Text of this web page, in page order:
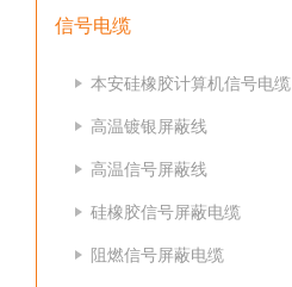
信号电缆
本安硅橡胶计算机信号电缆
高温镀银屏蔽线
高温信号屏蔽线
硅橡胶信号屏蔽电缆
阻燃信号屏蔽电缆